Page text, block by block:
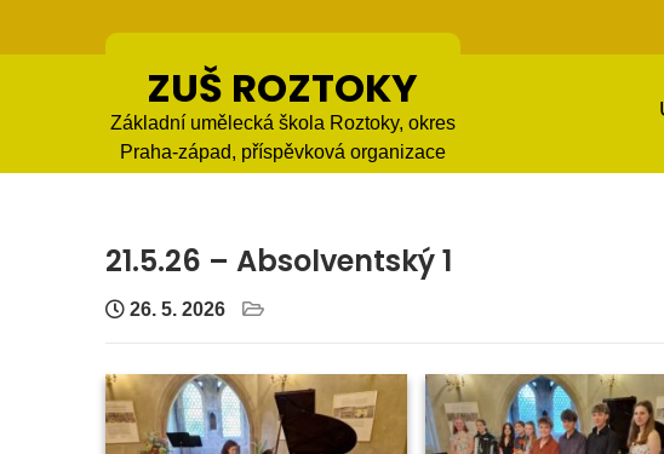
ZUŠ ROZTOKY
Základní umělecká škola Roztoky, okres
Praha-západ, příspěvková organizace
21.5.26 – Absolventský 1
26. 5. 2026